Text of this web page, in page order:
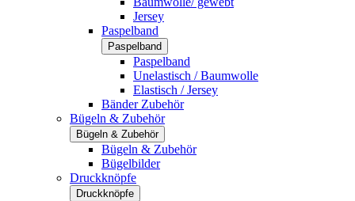
Jersey
Paspelband
Paspelband
Paspelband
Unelastisch / Baumwolle
Elastisch / Jersey
Bänder Zubehör
Bügeln & Zubehör
Bügeln & Zubehör
Bügeln & Zubehör
Bügelbilder
Druckknöpfe
Druckknöpfe